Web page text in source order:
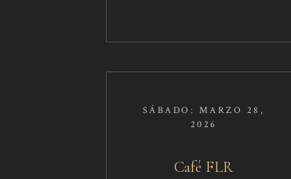
SÁBADO: MARZO 28,
2026
Café FLR​